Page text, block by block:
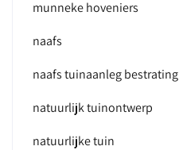
munneke hoveniers
naafs
naafs tuinaanleg bestrating
natuurlijk tuinontwerp
natuurlijke tuin